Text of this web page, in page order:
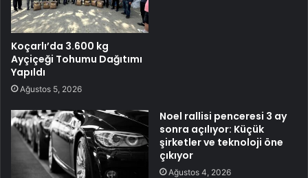
Koçarlı’da 3.600 kg
Ayçiçeği Tohumu Dağıtımı
Yapıldı
Ağustos 5, 2026
Noel rallisi penceresi 3 ay
sonra açılıyor: Küçük
şirketler ve teknoloji öne
çıkıyor
Ağustos 4, 2026